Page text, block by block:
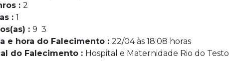
: 2
: 1
: 9 3
e hora do Falecimento : 22/04 às 18:08 horas
do Falecimento : Hospital e Maternidade Rio do Testo